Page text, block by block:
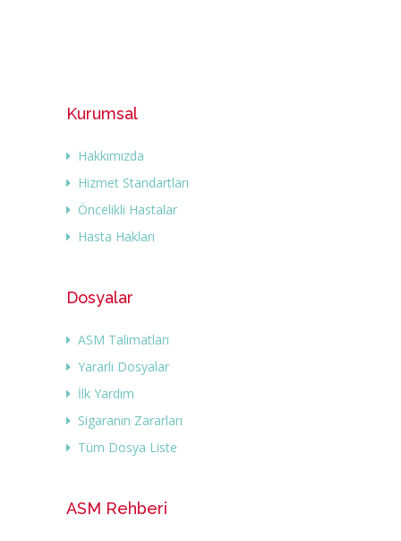
Kurumsal
Hakkımızda
Hizmet Standartları
Öncelikli Hastalar
Hasta Hakları
Dosyalar
ASM Talimatları
Yararlı Dosyalar
İlk Yardım
Sigaranın Zararları
Tüm Dosya Liste
ASM Rehberi